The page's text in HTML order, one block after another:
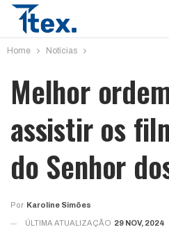
Home Notícias
Melhor
assistir os
do Senhor
Por Karoline Simões
ÚLTIMA ATUALIZAÇÃO 29 NOV, 2024